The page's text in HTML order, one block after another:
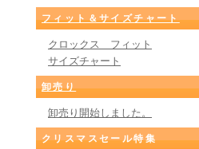
フィット＆サイズチャート
クロックス フィット
サイズチャート
卸売り
卸売り開始しました。
クリスマスセール特集